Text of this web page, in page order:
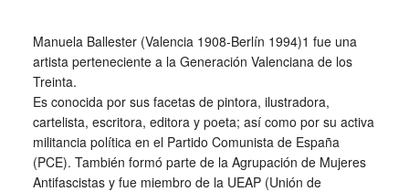
Manuela Ballester (Valencia 1908-Berlín 1994)1​ fue una
artista perteneciente a la Generación Valenciana de los
Treinta.
Es conocida por sus facetas de pintora, ilustradora,
cartelista, escritora, editora y poeta; así como por su activa
militancia política en el Partido Comunista de España
(PCE). También formó parte de la Agrupación de Mujeres
Antifascistas y fue miembro de la UEAP (Unión de